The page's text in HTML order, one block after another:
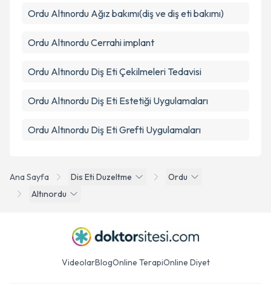
Ana Sayfa Dis Eti Duzeltme
Ordu
Altınordu
Ordu Altınordu Ağız bakımı(diş ve diş eti bakımı)
Ordu Altınordu Cerrahi implant
Ordu Altınordu Diş Eti Çekilmeleri Tedavisi
Ordu Altınordu Diş Eti Estetiği Uygulamaları
Ordu Altınordu Diş Eti Grefti Uygulamaları
VideolarBlogOnline TerapiOnline Diyet